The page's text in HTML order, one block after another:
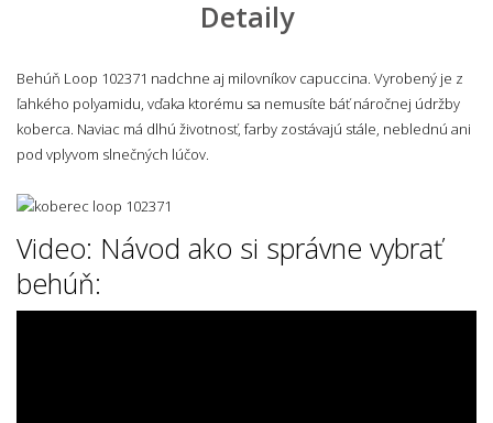
Detaily
Behúň Loop 102371 nadchne aj milovníkov capuccina. Vyrobený je z
ľahkého polyamidu, vďaka ktorému sa nemusíte báť náročnej údržby
koberca. Naviac má dlhú životnosť, farby zostávajú stále, neblednú ani
pod vplyvom slnečných lúčov.
Video: Návod ako si správne vybrať
behúň: